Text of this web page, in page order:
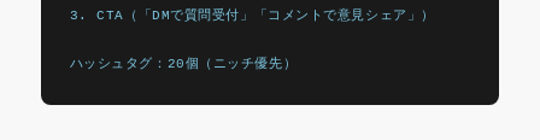
3. CTA（「DMで質問受付」「コメントで意見シェア」）
ハッシュタグ：20個（ニッチ優先）